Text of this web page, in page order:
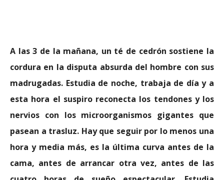
A las 3 de la mañana, un té de cedrón sostiene la
cordura en la disputa absurda del hombre con sus
madrugadas. Estudia de noche, trabaja de día y a
esta hora el suspiro reconecta los tendones y los
nervios con los microorganismos gigantes que
pasean a trasluz. Hay que seguir por lo menos una
hora y media más, es la última curva antes de la
cama, antes de arrancar otra vez, antes de las